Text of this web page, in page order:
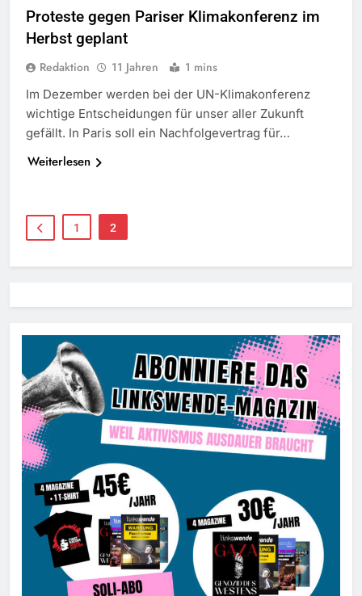
Proteste gegen Pariser Klimakonferenz im
Herbst geplant
Redaktion 11 Jahren 1 mins
Im Dezember werden bei der UN-Klimakonferenz
wichtige Entscheidungen für unser aller Zukunft
gefällt. In Paris soll ein Nachfolgevertrag für…
Weiterlesen
1 2